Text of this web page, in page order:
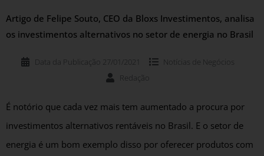
Artigo de Felipe Souto, CEO da Bloxs Investimentos, analisa
os investimentos alternativos no setor de energia no Brasil
Data da Publicação 27/01/2021 Notícias de Negócios
Redação
É notório que cada vez mais tem aumentado a procura por
investimentos alternativos rentáveis no Brasil. E o setor de
energia é um bom exemplo disso por oferecer produtos com